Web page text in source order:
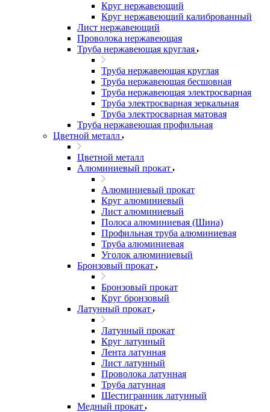
Круг нержавеющий
Круг нержавеющий калиброванный
Лист нержавеющий
Проволока нержавеющая
Труба нержавеющая круглая
Труба нержавеющая круглая
Труба нержавеющая бесшовная
Труба нержавеющая электросварная
Труба электросварная зеркальная
Труба электросварная матовая
Труба нержавеющая профильная
Цветной металл
Цветной металл
Алюминиевый прокат
Алюминиевый прокат
Круг алюминиевый
Лист алюминиевый
Полоса алюминиевая (Шина)
Профильная труба алюминиевая
Труба алюминиевая
Уголок алюминиевый
Бронзовый прокат
Бронзовый прокат
Круг бронзовый
Латунный прокат
Латунный прокат
Круг латунный
Лента латунная
Лист латунный
Проволока латунная
Труба латунная
Шестигранник латунный
Медный прокат